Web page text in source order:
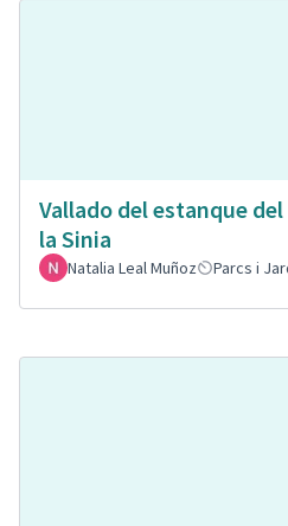
Vallado del estanque
la Sinia
Natalia Leal Muñoz Parcs i